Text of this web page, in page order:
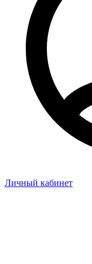
Личный кабинет